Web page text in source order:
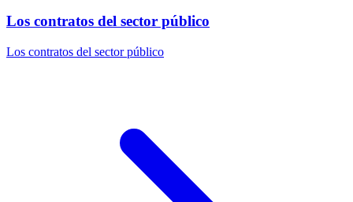
Los contratos del sector público
Los contratos del sector público